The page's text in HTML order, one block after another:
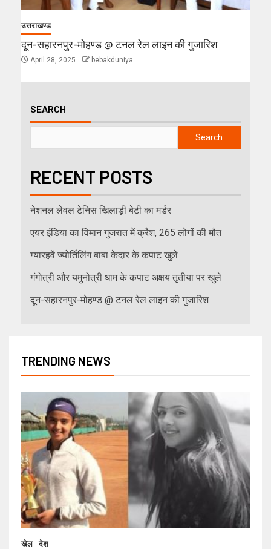
उत्तराखण्ड
दून-सहारनपुर-मोहण्ड @ टनल रेल लाइन की गुजारिश
April 28, 2025 bebakduniya
SEARCH
Search
RECENT POSTS
नेशनल लेवल टेनिस खिलाड़ी बेटी का मर्डर
एयर इंडिया का विमान गुजरात में क्रैश, 265 लोगों की मौत
ग्यारहवें ज्योर्तिलिंग बाबा केदार के कपाट खुले
गंगोत्री और यमुनोत्री धाम के कपाट अक्षय तृतीया पर खुले
दून-सहारनपुर-मोहण्ड @ टनल रेल लाइन की गुजारिश
TRENDING NEWS
खेल देश